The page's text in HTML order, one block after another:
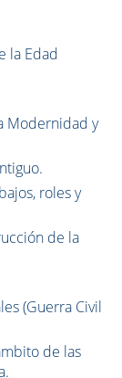
la Edad
Modernidad y
roles y
de la
(Guerra Civil
de las